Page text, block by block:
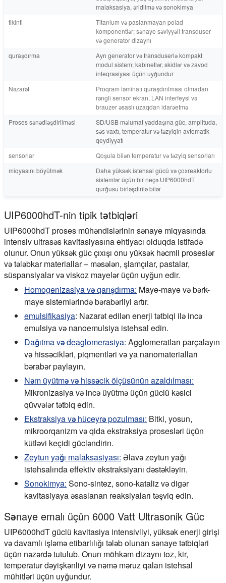
malaksasiya, əridilmə və sonokimya
tikinti
Titanium və paslanmayan polad
komponentlər; sənaye səviyyəli transduser
və generator dizaynı
quraşdırma
Ayrı generator və transduserlə kompakt
modul sistem; kabinetlər, skidlər və zavod
inteqrasiyası üçün uyğundur
Nəzarət
Proqram təminatı quraşdırılması olmadan
rəngli sensor ekran, LAN interfeysi və
brauzer əsaslı uzaqdan idarəetmə
Proses sənədləşdirilməsi
SD/USB məlumat yaddaşına güc, amplituda,
səs vaxtı, temperatur və təzyiqin avtomatik
qeydiyyatı
sensorlar
Qoşula bilən temperatur və təzyiq sensorları
miqyasını böyütmək
Daha yüksək istehsal gücü və çoxreaktorlu
sistemlər üçün bir neçə UIP6000hdT
qurğusu birləşdirilə bilər
UIP6000hdT-nin tipik tətbiqləri
UIP6000hdT proses mühəndislərinin sənaye miqyasında
intensiv ultrasəs kavitasiyasına ehtiyacı olduqda istifadə
olunur. Onun yüksək güc çıxışı onu yüksək həcmli proseslər
və tələbkar materiallar – məsələn, şlamçılar, pastalar,
süspansiyalar və viskoz mayelər üçün uyğun edir.
Homogenizasiya və qarışdırma: Maye-maye və bərk-
maye sistemlərində bərabərliyi artır.
emulsifikasiya: Nəzarət edilən enerji tətbiqi ilə incə
emulsiya və nanoemulsiya istehsal edin.
Dağıtma və deaglomerasiya: Agglomeratları parçalayın
və hissəcikləri, piqmentləri və ya nanomaterialları
bərabər paylayın.
Nəm üyütmə və hissəcik ölçüsünün azaldılması:
Mikronizasiya və incə üyütmə üçün güclü kəsici
qüvvələr tətbiq edin.
Ekstraksiya və hüceyrə pozulması: Bitki, yosun,
mikroorqanizm və qida ekstraksiya prosesləri üçün
kütləvi keçidi gücləndirin.
Zeytun yağı malaksasiyası: Əlavə zeytun yağı
istehsalında effektiv ekstraksiyanı dəstəkləyin.
Sonokimya: Sono-sintez, sono-kataliz və digər
kavitasiyaya əsaslanan reaksiyaları təşviq edin.
Sənaye emalı üçün 6000 Vatt Ultrasonik Güc
UIP6000hdT güclü kavitasiya intensivliyi, yüksək enerji girişi
və davamlı işləmə etibarlılığı tələb olunan sənaye tətbiqləri
üçün nəzərdə tutulub. Onun möhkəm dizaynı toz, kir,
temperatur dəyişkənliyi və nəmə məruz qalan istehsal
mühitləri üçün uyğundur.